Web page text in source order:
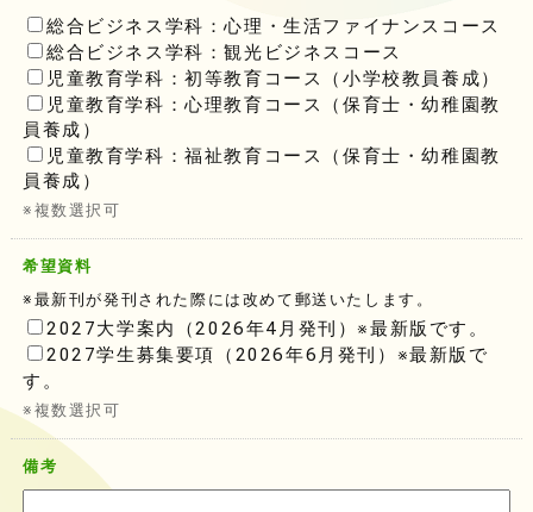
総合ビジネス学科：心理・生活ファイナンスコース
総合ビジネス学科：観光ビジネスコース
児童教育学科：初等教育コース（小学校教員養成）
児童教育学科：心理教育コース（保育士・幼稚園教
員養成）
児童教育学科：福祉教育コース（保育士・幼稚園教
員養成）
※複数選択可
希望資料
※最新刊が発刊された際には改めて郵送いたします。
2027大学案内（2026年4月発刊）※最新版です。
2027学生募集要項（2026年6月発刊）※最新版で
す。
※複数選択可
備考